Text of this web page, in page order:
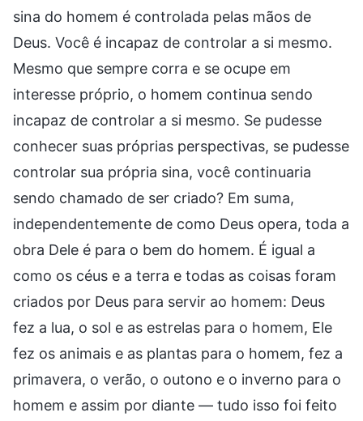
sina do homem é controlada pelas mãos de
Deus. Você é incapaz de controlar a si mesmo.
Mesmo que sempre corra e se ocupe em
interesse próprio, o homem continua sendo
incapaz de controlar a si mesmo. Se pudesse
conhecer suas próprias perspectivas, se pudesse
controlar sua própria sina, você continuaria
sendo chamado de ser criado? Em suma,
independentemente de como Deus opera, toda a
obra Dele é para o bem do homem. É igual a
como os céus e a terra e todas as coisas foram
criados por Deus para servir ao homem: Deus
fez a lua, o sol e as estrelas para o homem, Ele
fez os animais e as plantas para o homem, fez a
primavera, o verão, o outono e o inverno para o
homem e assim por diante — tudo isso foi feito